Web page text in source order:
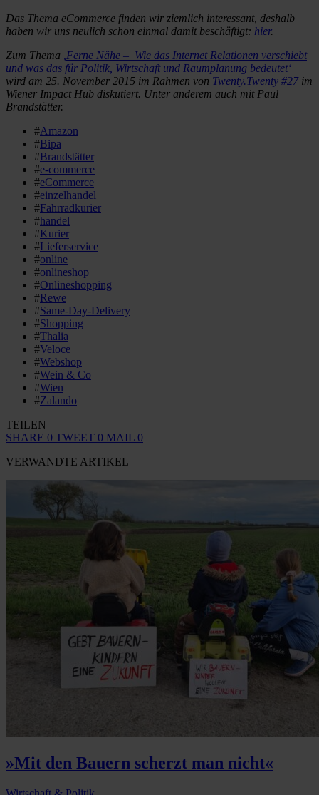
Das Thema eCommerce finden wir ziemlich interessant, deshalb
haben wir uns neulich schon einmal damit beschäftigt: hier.
Zum Thema ,Ferne Nähe – Wie das Internet Relationen verschiebt
und was das für Politik, Wirtschaft und Raumplanung bedeutet‘
wird am 25. November 2015 im Rahmen von Twenty.Twenty #27im
Wiener Impact Hub diskutiert. Unter anderem auch mit Paul
Brandstätter.
#Amazon
#Bipa
#Brandstätter
#e-commerce
#eCommerce
#einzelhandel
#Fahrradkurier
#handel
#Kurier
#Lieferservice
#online
#onlineshop
#Onlineshopping
#Rewe
#Same-Day-Delivery
#Shopping
#Thalia
#Veloce
#Webshop
#Wein & Co
#Wien
#Zalando
TEILEN
SHARE 0 TWEET 0 MAIL 0
VERWANDTE ARTIKEL
»Mit den Bauern scherzt man nicht«